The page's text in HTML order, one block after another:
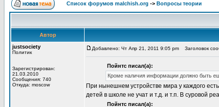
Список форумов malchish.org -> Вопросы теории
Автор
justsociety
Политик
Зарегистрирован:
21.03.2010
Сообщения: 740
Откуда: moscow
Добавлено: Чт Апр 21, 2011 9:05 pm Заголовок
Пойнтс писал(а):
Кроме наличия информации должно быть
При нынешнем устройстве мира у каждого
детей в школе не учат и т.д. и т.п. В суровой
Пойнтс писал(а):